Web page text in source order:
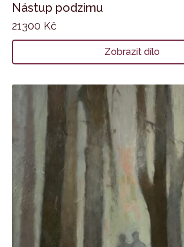
Nástup podzimu
21300 Kč
Zobrazit dílo